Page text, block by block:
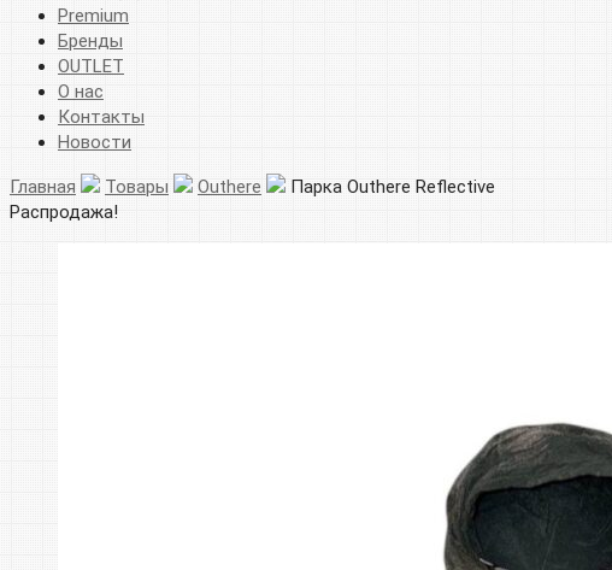
Premium
Бренды
OUTLET
О нас
Контакты
Новости
Главная Товары Outhere
Парка Outhere Reflective
Распродажа!